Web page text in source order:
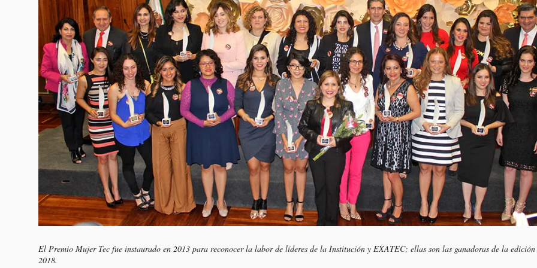
El Premio Mujer Tec fue instaurado en 2013 para reconocer la labor de líderes de la Institución y EXATEC; ellas son las ganadoras de la
2018.